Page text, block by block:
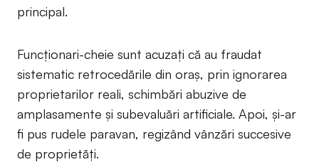
principal.
Funcționari-cheie sunt acuzați că au fraudat
sistematic retrocedările din oraș, prin ignorarea
proprietarilor reali, schimbări abuzive de
amplasamente și subevaluări artificiale. Apoi, și-ar
fi pus rudele paravan, regizând vânzări succesive
de proprietăți.